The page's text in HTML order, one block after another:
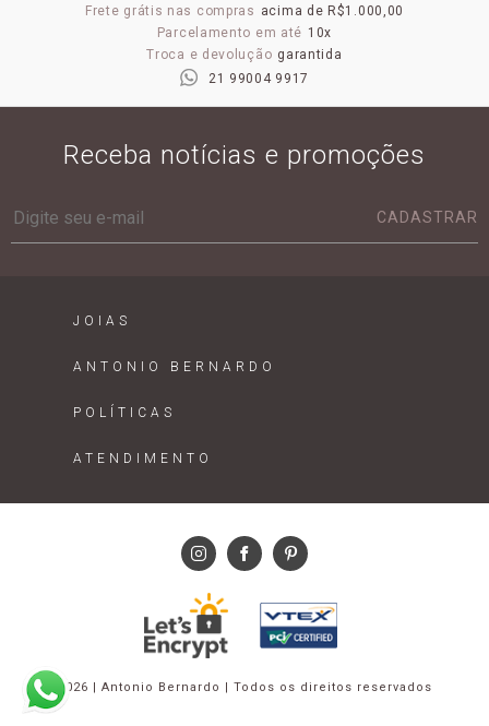
Frete grátis nas compras acima de R$1.000,00
Parcelamento em até 10x
Troca e devolução garantida
21 99004 9917
Receba notícias e promoções
CADASTRAR
JOIAS
ANTONIO BERNARDO
POLÍTICAS
ATENDIMENTO
2026 | Antonio Bernardo | Todos os direitos reservados